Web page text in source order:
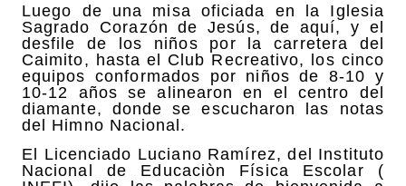
Luego de una misa oficiada en la Iglesia
Sagrado Corazón de Jesús, de aquí, y el
desfile de los niños por la carretera del
Caimito, hasta el Club Recreativo, los cinco
equipos conformados por niños de 8-10 y
10-12 años se alinearon en el centro del
diamante, donde se escucharon las notas
del Himno Nacional.
El Licenciado Luciano Ramírez, del Instituto
Nacional de Educaciòn Física Escolar (